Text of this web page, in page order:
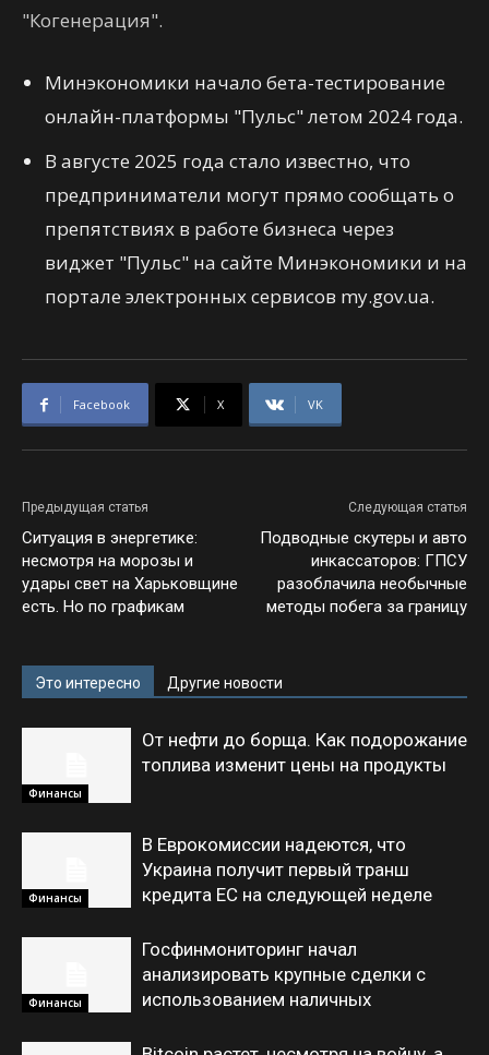
"Когенерация".
Минэкономики начало бета-тестирование
онлайн-платформы "Пульс" летом 2024 года.
В августе 2025 года стало известно, что
предприниматели могут прямо сообщать о
препятствиях в работе бизнеса через
виджет "Пульс" на сайте Минэкономики и на
портале электронных сервисов my.gov.ua.
Facebook X VK
Предыдущая статья
Ситуация в энергетике:
несмотря на морозы и
удары свет на Харьковщине
есть. Но по графикам
Следующая статья
Подводные скутеры и авто
инкассаторов: ГПСУ
разоблачила необычные
методы побега за границу
Это интересно Другие новости
Финансы
От нефти до борща. Как подорожание
топлива изменит цены на продукты
Финансы
В Еврокомиссии надеются, что
Украина получит первый транш
кредита ЕС на следующей неделе
Финансы
Госфинмониторинг начал
анализировать крупные сделки с
использованием наличных